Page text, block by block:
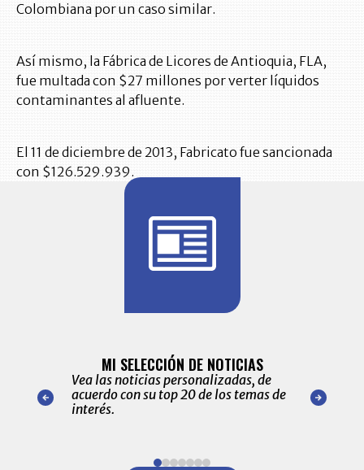
Colombiana por un caso similar.
Así mismo, la Fábrica de Licores de Antioquia, FLA,
fue multada con $27 millones por verter líquidos
contaminantes al afluente.
El 11 de diciembre de 2013, Fabricato fue sancionada
con $126.529.939.
nuestro
para
MI SELECCIÓN DE NOTICIAS
Vea las noticias personalizadas, de
acuerdo con su top 20 de los temas de
interés.
de las